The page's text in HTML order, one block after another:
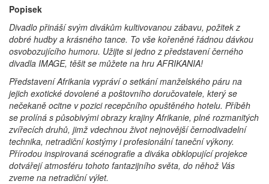
Popisek
Divadlo přináší svým divákům kultivovanou zábavu, požitek z
dobré hudby a krásného tance. To vše kořeněné řádnou dávkou
osvobozujícího humoru. Užijte si jedno z představení černého
divadla IMAGE, těšit se můžete na hru AFRIKANIA!
Představení Afrikania vypráví o setkání manželského páru na
jejich exotické dovolené a poštovního doručovatele, který se
nečekaně ocitne v pozici recepčního opuštěného hotelu. Příběh
se prolíná s působivými obrazy krajiny Afrikanie, plné rozmanitých
zvířecích druhů, jimž vdechnou život nejnovější černodivadelní
technika, netradiční kostýmy i profesionální taneční výkony.
Přírodou inspirovaná scénografie a diváka obklopující projekce
dotvářejí atmosféru tohoto fantazijního světa, do něhož Vás
zveme na netradiční výlet.